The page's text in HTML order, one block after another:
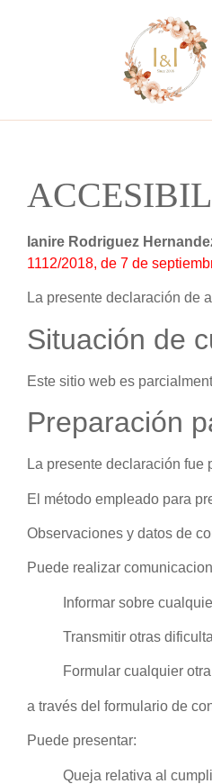
Ianire Rodriguez
1112/2018, de 7 de
La presente declaración de
Situación de
Este sitio web es
Preparación
La presente declaración fue
El método empleado para
Observaciones y datos de
Puede realizar
Informar sobre
Transmitir otras
Formular cualquier
a través del formulario de
Puede presentar:
Queja relativa al